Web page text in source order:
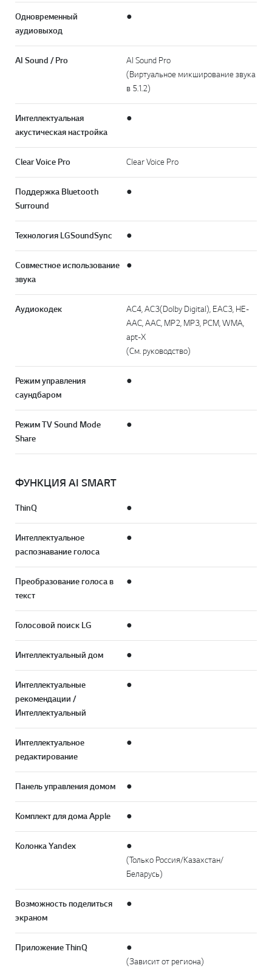
Одновременный
аудиовыход
●
AI Sound / Pro
AI Sound Pro
(Виртуальное микширование звука
в 5.1.2)
Интеллектуальная
акустическая настройка
●
Clear Voice Pro Clear Voice Pro
Поддержка Bluetooth
Surround
●
Технология LG Sound Sync ●
Совместное использование
звука
●
Аудиокодек
AC4, AC3(Dolby Digital), EAC3, HE-
AAC, AAC, MP2, MP3, PCM, WMA,
apt-X
(См. руководство)
Режим управления
саундбаром
●
Режим TV Sound Mode
Share
●
ФУНКЦИЯ AI SMART
ThinQ ●
Интеллектуальное
распознавание голоса
●
Преобразование голоса в
текст
●
Голосовой поиск LG ●
Интеллектуальный дом ●
Интеллектуальные
рекомендации /
Интеллектуальный
●
Интеллектуальное
редактирование
●
Панель управления домом ●
Комплект для дома Apple ●
Колонка Yandex
●
(Только Россия/Казахстан/
Беларусь)
Возможность поделиться
экраном
●
Приложение ThinQ
●
(Зависит от региона)